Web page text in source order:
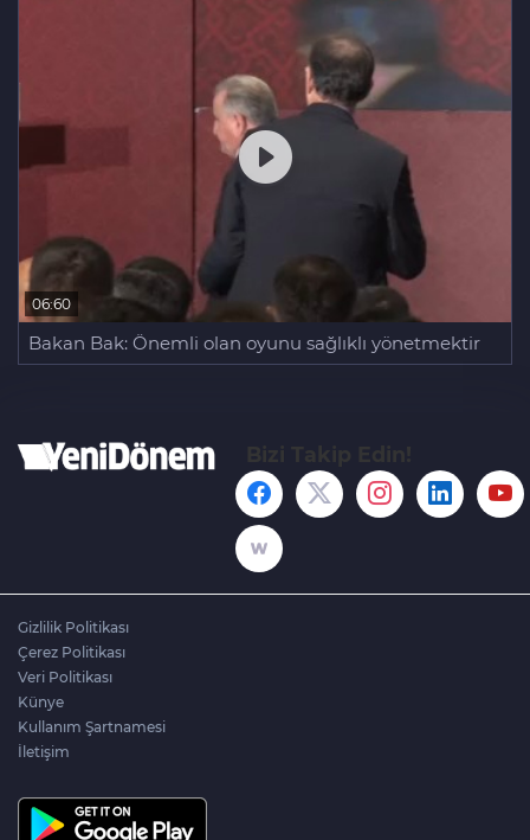
06:60
Bakan Bak: Önemli olan oyunu sağlıklı yönetmektir
Gizlilik Politikası
Çerez Politikası
Veri Politikası
Künye
Kullanım Şartnamesi
İletişim